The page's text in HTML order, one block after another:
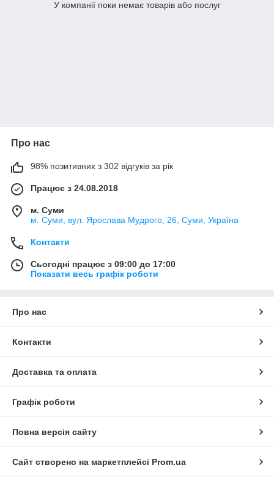
У компанії поки немає товарів або послуг
Про нас
98% позитивних з 302 відгуків за рік
Працює з 24.08.2018
м. Суми
м. Суми, вул. Ярослава Мудрого, 26, Суми, Україна
Контакти
Сьогодні працює з 09:00 до 17:00
Показати весь графік роботи
Про нас
Контакти
Доставка та оплата
Графік роботи
Повна версія сайту
Сайт створено на маркетплейсі Prom.ua